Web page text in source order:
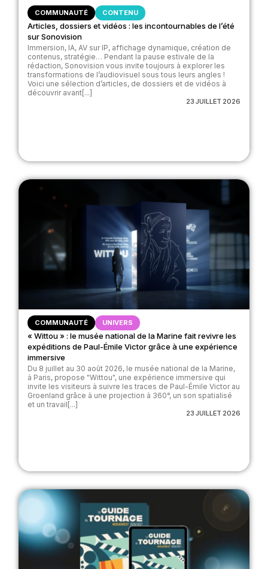
COMMUNAUTÉ CONTENU
Articles, dossiers et vidéos : les incontournables de l’été
sur Sonovision
Immersion, IA, AV sur IP, affichage dynamique, création de
contenus, stratégie… Pendant la pause estivale de la
rédaction, Sonovision vous invite toujours à explorer les
transformations de l’audiovisuel sous tous leurs angles !
Voici une sélection d’articles, de dossiers et de vidéos à
découvrir avant[...]
23 JUILLET 2026
COMMUNAUTÉ UNIVERS
« Wittou » : le musée national de la Marine fait revivre les
expéditions de Paul-Émile Victor grâce à une expérience
immersive
Du 8 juillet au 30 août 2026, le musée national de la Marine,
à Paris, propose "Wittou", une expérience immersive qui
invite les visiteurs à suivre les traces de Paul-Émile Victor au
Groenland grâce à une projection à 360°, un son spatialisé
et un travail[...]
23 JUILLET 2026